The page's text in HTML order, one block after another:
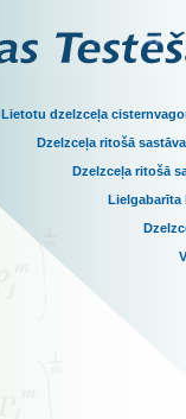
Lietotu dzelzceļa
Dzelzceļa ritošā
Dzelzceļa ritošā
Lielgabarīta